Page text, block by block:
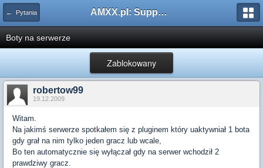
← Pytania AMXX.pl: Support AMX Mod X i SourceMod
Boty na serwerze
Zablokowany
robertow99
19.12.2009
Witam.
Na jakimś serwerze spotkałem się z pluginem który uaktywniał 1 bota
gdy grał na nim tylko jeden gracz lub wcale,
Bo ten automatycznie się wyłączał gdy na serwer wchodził 2
prawdziwy gracz.